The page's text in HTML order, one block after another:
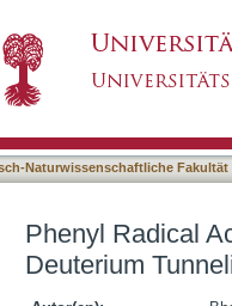
Naturwissenschaftliche Fakultät
Phenyl Radical
Deuterium